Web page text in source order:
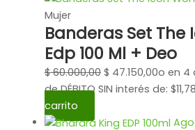
Mujer
Banderas Set The
Edp 100 Ml + Deo
$60.000,00 $ 47.150,00o en 4
de DÉBITO SIN interés de:
carrito